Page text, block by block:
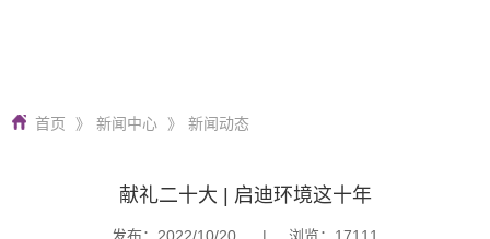
首页 》 新闻中心 》 新闻动态
献礼二十大 | 启迪环境这十年